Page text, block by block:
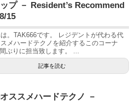
プ － Resident’s Recommend
15
は。TAK666です。 レジデントが代わる代
メハードテクノを紹介するこのコーナ
ぶりに担当致します。 ...
記事を読む
ススメハードテクノ －